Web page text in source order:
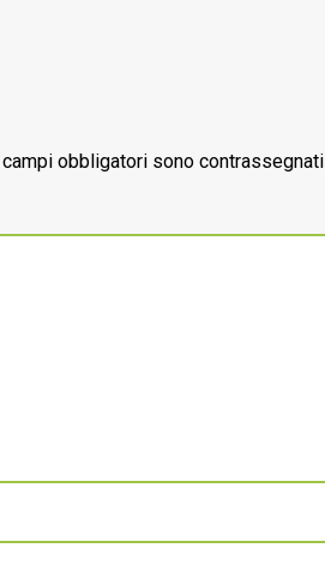
obbligatori sono contrassegnati